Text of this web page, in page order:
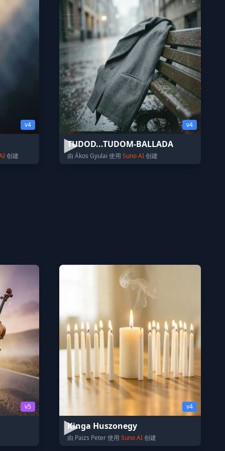
v4
创建
v4
TUDOD...TUDOM-BALLADA
由 Ákos Gyulai 使用 Suno AI创建
v5 v4
Kinga Huszonegy
由 Paizs Peter 使用 Suno AI创建